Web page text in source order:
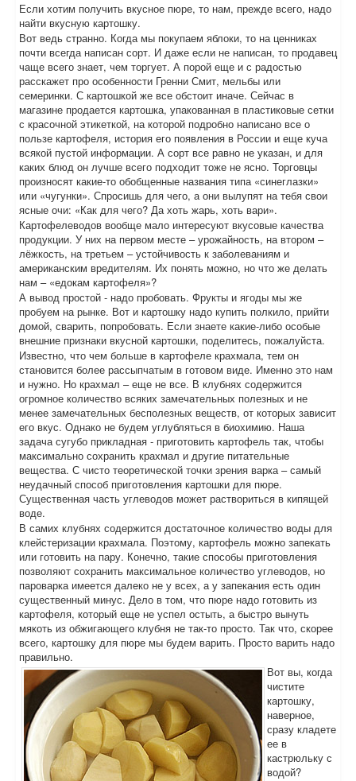
Если хотим получить вкусное пюре, то нам, прежде всего, надо
найти вкусную картошку.
Вот ведь странно. Когда мы покупаем яблоки, то на ценниках
почти всегда написан сорт. И даже если не написан, то продавец
чаще всего знает, чем торгует. А порой еще и с радостью
расскажет про особенности Гренни Смит, мельбы или
семеринки. С картошкой же все обстоит иначе. Сейчас в
магазине продается картошка, упакованная в пластиковые сетки
с красочной этикеткой, на которой подробно написано все о
пользе картофеля, история его появления в России и еще куча
всякой пустой информации. А сорт все равно не указан, и для
каких блюд он лучше всего подходит тоже не ясно. Торговцы
произносят какие-то обобщенные названия типа «синеглазки»
или «чугунки». Спросишь для чего, а они вылупят на тебя свои
ясные очи: «Как для чего? Да хоть жарь, хоть вари».
Картофелеводов вообще мало интересуют вкусовые качества
продукции. У них на первом месте – урожайность, на втором –
лёжкость, на третьем – устойчивость к заболеваниям и
американским вредителям. Их понять можно, но что же делать
нам – «едокам картофеля»?
А вывод простой - надо пробовать. Фрукты и ягоды мы же
пробуем на рынке. Вот и картошку надо купить полкило, прийти
домой, сварить, попробовать. Если знаете какие-либо особые
внешние признаки вкусной картошки, поделитесь, пожалуйста.
Известно, что чем больше в картофеле крахмала, тем он
становится более рассыпчатым в готовом виде. Именно это нам
и нужно. Но крахмал – еще не все. В клубнях содержится
огромное количество всяких замечательных полезных и не
менее замечательных бесполезных веществ, от которых зависит
его вкус. Однако не будем углубляться в биохимию. Наша
задача сугубо прикладная - приготовить картофель так, чтобы
максимально сохранить крахмал и другие питательные
вещества. С чисто теоретической точки зрения варка – самый
неудачный способ приготовления картошки для пюре.
Существенная часть углеводов может раствориться в кипящей
воде.
В самих клубнях содержится достаточное количество воды для
клейстеризации крахмала. Поэтому, картофель можно запекать
или готовить на пару. Конечно, такие способы приготовления
позволяют сохранить максимальное количество углеводов, но
пароварка имеется далеко не у всех, а у запекания есть один
существенный минус. Дело в том, что пюре надо готовить из
картофеля, который еще не успел остыть, а быстро вынуть
мякоть из обжигающего клубня не так-то просто. Так что, скорее
всего, картошку для пюре мы будем варить. Просто варить надо
правильно.
Вот вы, когда
чистите
картошку,
наверное,
сразу кладете
ее в
кастрюльку с
водой?